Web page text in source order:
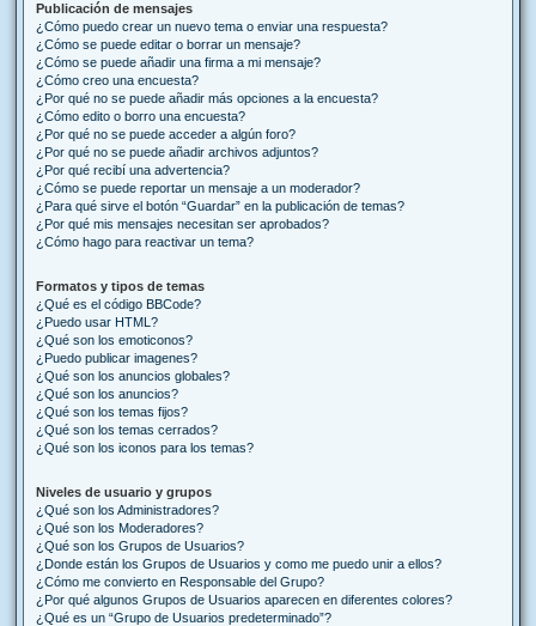
Publicación de mensajes
¿Cómo puedo crear un nuevo tema o enviar una respuesta?
¿Cómo se puede editar o borrar un mensaje?
¿Cómo se puede añadir una firma a mi mensaje?
¿Cómo creo una encuesta?
¿Por qué no se puede añadir más opciones a la encuesta?
¿Cómo edito o borro una encuesta?
¿Por qué no se puede acceder a algún foro?
¿Por qué no se puede añadir archivos adjuntos?
¿Por qué recibí una advertencia?
¿Cómo se puede reportar un mensaje a un moderador?
¿Para qué sirve el botón “Guardar” en la publicación de temas?
¿Por qué mis mensajes necesitan ser aprobados?
¿Cómo hago para reactivar un tema?
Formatos y tipos de temas
¿Qué es el código BBCode?
¿Puedo usar HTML?
¿Qué son los emoticonos?
¿Puedo publicar imagenes?
¿Qué son los anuncios globales?
¿Qué son los anuncios?
¿Qué son los temas fijos?
¿Qué son los temas cerrados?
¿Qué son los iconos para los temas?
Niveles de usuario y grupos
¿Qué son los Administradores?
¿Qué son los Moderadores?
¿Qué son los Grupos de Usuarios?
¿Donde están los Grupos de Usuarios y como me puedo unir a ellos?
¿Cómo me convierto en Responsable del Grupo?
¿Por qué algunos Grupos de Usuarios aparecen en diferentes colores?
¿Qué es un “Grupo de Usuarios predeterminado”?